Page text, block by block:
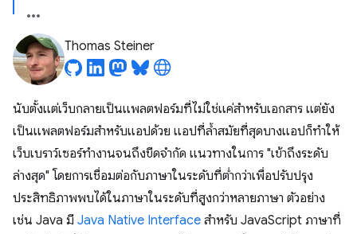
Thomas Steiner
นับตั้งแต่เว็บกลายเป็นแพลตฟอร์มที่ไม่ใช่แค่สำหรับเอกสาร แต่ยัง
เป็นแพลตฟอร์มสำหรับแอปด้วย แอปที่ล้ำสมัยที่สุดบางแอปก็ทำให้
เว็บเบราว์เซอร์ทำงานจนถึงขีดจำกัด แนวทางในการ "เข้าถึงระดับ
ล่างสุด" โดยการเชื่อมต่อกับภาษาในระดับที่ต่ำกว่าเพื่อปรับปรุง
ประสิทธิภาพพบได้ในภาษาในระดับที่สูงกว่าหลายภาษา ตัวอย่าง
เช่น Java มี Java Native Interface สำหรับ JavaScript ภาษาที่